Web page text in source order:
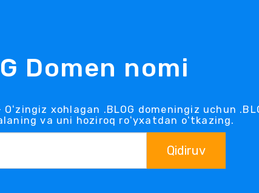
Domen nomi
xohlagan .BLOG domeningiz uchun
va uni hoziroq roʻyxatdan oʻtkazing.
Qidiruv